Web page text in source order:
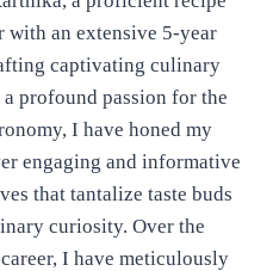
with an extensive 5-year
captivating culinary
profound passion for the
I have honed my
engaging and informative
that tantalize taste buds
curiosity. Over the
I have meticulously